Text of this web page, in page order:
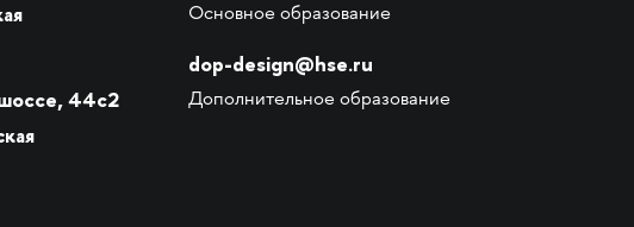
44с2
Основное образование
dop-design@hse.ru
Дополнительное образование